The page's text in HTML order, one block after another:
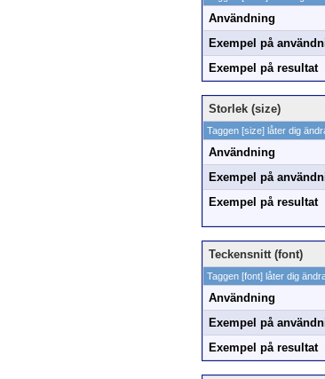
Användning
Exempel på
Exempel på resultat
Storlek (size)
Taggen [size] låter dig
Användning
Exempel på
Exempel på resultat
Teckensnitt (font)
Taggen [font] låter dig
Användning
Exempel på
Exempel på resultat